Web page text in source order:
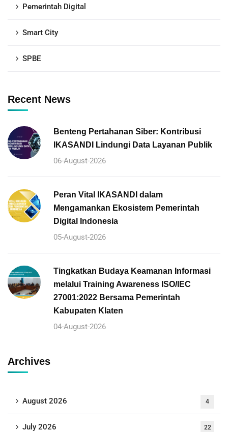
Pemerintah Digital
Smart City
SPBE
Recent News
Benteng Pertahanan Siber: Kontribusi
IKASANDI Lindungi Data Layanan Publik
06-August-2026
Peran Vital IKASANDI dalam
Mengamankan Ekosistem Pemerintah
Digital Indonesia
05-August-2026
Tingkatkan Budaya Keamanan Informasi
melalui Training Awareness ISO/IEC
27001:2022 Bersama Pemerintah
Kabupaten Klaten
04-August-2026
Archives
August 2026 4
July 2026 22